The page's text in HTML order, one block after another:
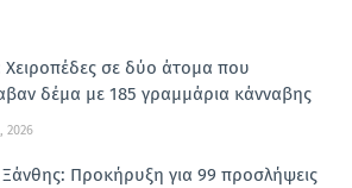
Χειροπέδες σε δύο άτομα που
δέμα με 185 γραμμάρια κάνναβης
2026
Προκήρυξη για 99 προσλήψεις